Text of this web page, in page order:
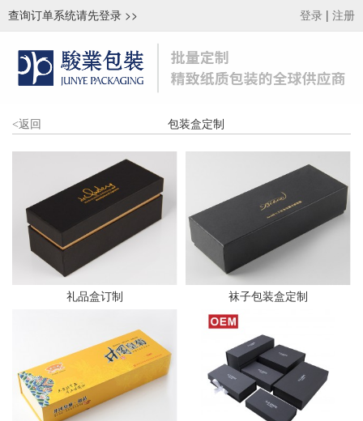
查询订单系统请先登录 >> 登录 | 注册
<返回 包装盒定制
礼品盒订制 袜子包装盒定制